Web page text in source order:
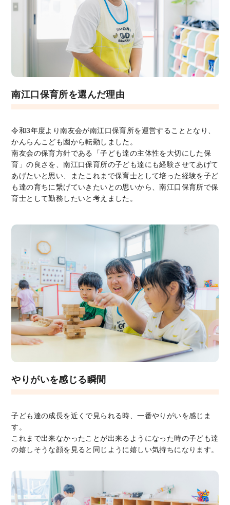
南江口保育所を選んだ理由
令和3年度より南友会が南江口保育所を運営することとなり、
かんらんこども園から転勤しました。
南友会の保育方針である「子ども達の主体性を大切にした保
育」の良さを、南江口保育所の子ども達にも経験させてあげて
あげたいと思い、またこれまで保育士として培った経験を子ど
も達の育ちに繋げていきたいとの思いから、南江口保育所で保
育士として勤務したいと考えました。
やりがいを感じる瞬間
子ども達の成長を近くで見られる時、一番やりがいを感じま
す。
これまで出来なかったことが出来るようになった時の子ども達
の嬉しそうな顔を見ると同じように嬉しい気持ちになります。